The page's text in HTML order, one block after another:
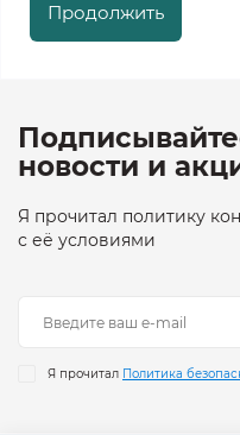
Продолжить
новости и
Я прочитал политику
с её условиями
Я прочитал Политика